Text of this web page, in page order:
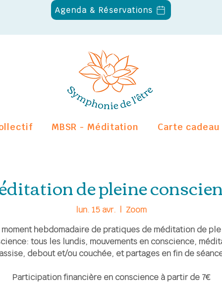
Agenda & Réservations
MBSR - Méditation Carte cadeau
de pleine
lun. 15 avr.
  |
Zoom
moment hebdomadaire de pratiques de méditation de
tous les lundis, mouvements en conscience,
debout et/ou couchée, et partages en fin de
Participation financière en conscience à partir de 7€